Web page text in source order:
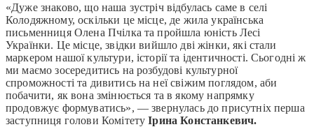
«Дуже знаково, що наша зустріч відбулась саме в селі
Колодяжному, оскільки це місце, де жила українська
письменниця Олена Пчілка та пройшла юність Лесі
Українки. Це місце, звідки вийшло дві жінки, які стали
маркером нашої культури, історії та ідентичності. Сьогодні ж
ми маємо зосередитись на розбудові культурної
спроможності та дивитись на неї свіжим поглядом, аби
побачити, як вона змінюється та в якому напрямку
продовжує формуватись», — звернулась до присутніх перша
заступниця голови КомітетуІрина Констанкевич.